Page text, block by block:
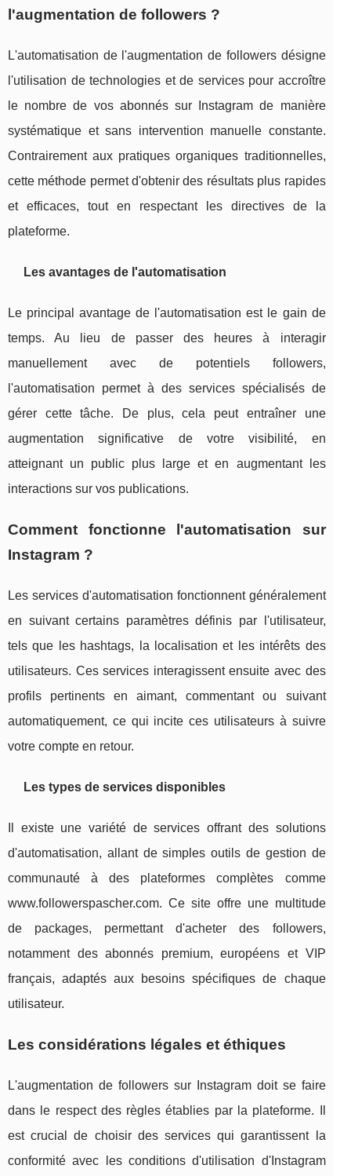
l'augmentation de followers ?
L'automatisation de l'augmentation de followers désigne
l'utilisation de technologies et de services pour accroître
le nombre de vos abonnés sur Instagram de manière
systématique et sans intervention manuelle constante.
Contrairement aux pratiques organiques traditionnelles,
cette méthode permet d'obtenir des résultats plus rapides
et efficaces, tout en respectant les directives de la
plateforme.
Les avantages de l'automatisation
Le principal avantage de l'automatisation est le gain de
temps. Au lieu de passer des heures à interagir
manuellement avec de potentiels followers,
l'automatisation permet à des services spécialisés de
gérer cette tâche. De plus, cela peut entraîner une
augmentation significative de votre visibilité, en
atteignant un public plus large et en augmentant les
interactions sur vos publications.
Comment fonctionne l'automatisation sur
Instagram ?
Les services d'automatisation fonctionnent généralement
en suivant certains paramètres définis par l'utilisateur,
tels que les hashtags, la localisation et les intérêts des
utilisateurs. Ces services interagissent ensuite avec des
profils pertinents en aimant, commentant ou suivant
automatiquement, ce qui incite ces utilisateurs à suivre
votre compte en retour.
Les types de services disponibles
Il existe une variété de services offrant des solutions
d'automatisation, allant de simples outils de gestion de
communauté à des plateformes complètes comme
www.followerspascher.com. Ce site offre une multitude
de packages, permettant d'acheter des followers,
notamment des abonnés premium, européens et VIP
français, adaptés aux besoins spécifiques de chaque
utilisateur.
Les considérations légales et éthiques
L'augmentation de followers sur Instagram doit se faire
dans le respect des règles établies par la plateforme. Il
est crucial de choisir des services qui garantissent la
conformité avec les conditions d'utilisation d'Instagram